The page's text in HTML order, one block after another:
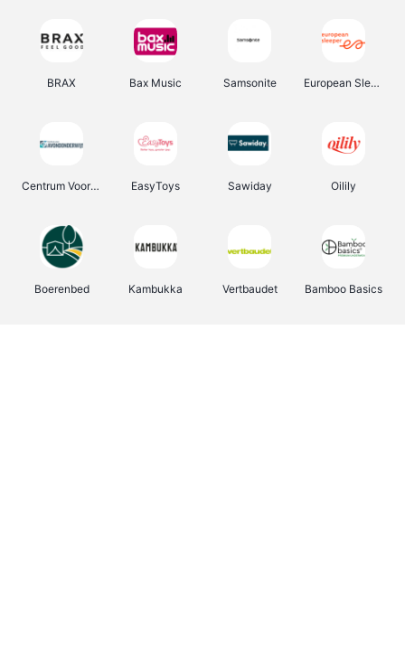
BRAX Bax Music Samsonite European Sleeper
Centrum Voor Avondonderwijs EasyToys Sawiday Oilily
Boerenbed Kambukka Vertbaudet Bamboo Basics